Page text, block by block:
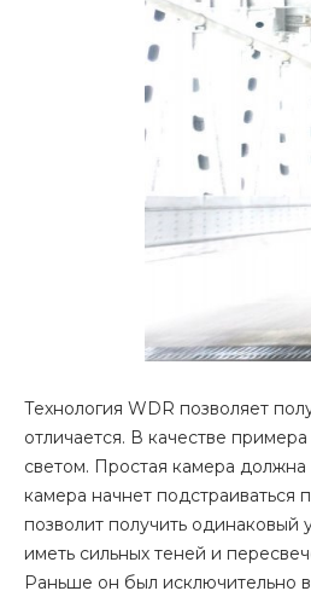
Технология WDR позволяет
отличается. В качестве
светом. Простая камера
камера начнет подстраиваться
позволит получить одинаковый
иметь сильных теней и
Раньше он был исключительно